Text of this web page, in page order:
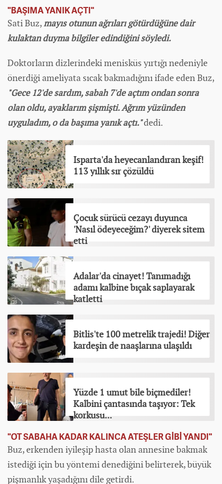
"BAŞIMA YANIK AÇTI"
Sati Buz,mayıs otunun ağrıları götürdüğüne dair
kulaktan duyma bilgiler edindiğini söyledi.
Doktorların dizlerindeki menisküs yırtığı nedeniyle
önerdiği ameliyata sıcak bakmadığını ifade eden Buz,
"Gece 12'de sardım, sabah 7'de açtım ondan sonra
olan oldu, ayaklarım şişmişti. Ağrım yüzünden
uyguladım, o da başıma yanık açtı."dedi.
Isparta'da heyecanlandıran keşif!
113 yıllık sır çözüldü
Çocuk sürücü cezayı duyunca
'Nasıl ödeyeceğim?' diyerek sitem
etti
Adalar'da cinayet! Tanımadığı
adamı kalbine bıçak saplayarak
katletti
Bitlis'te 100 metrelik trajedi! Diğer
kardeşin de naaşlarına ulaşıldı
Yüzde 1 umut bile biçmediler!
Kalbini çantasında taşıyor: Tek
korkusu...
"OT SABAHA KADAR KALINCA ATEŞLER GİBİ YANDI"
Buz, erkenden iyileşip hasta olan annesine bakmak
istediği için bu yöntemi denediğini belirterek, büyük
pişmanlık yaşadığını dile getirdi.